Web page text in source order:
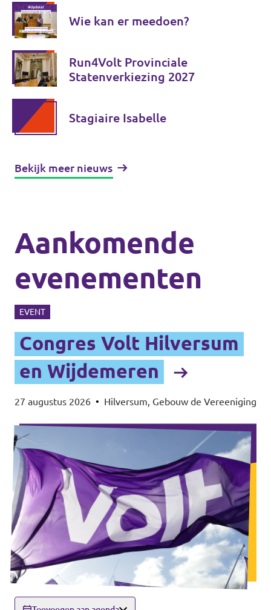
Wie kan er meedoen?
Run4Volt Provinciale
Statenverkiezing 2027
Stagiaire Isabelle
Bekijk meer nieuws
Aankomende
evenementen
EVENT
Congres Volt Hilversum
en Wijdemeren
27 augustus 2026 • Hilversum, Gebouw de Vereeniging